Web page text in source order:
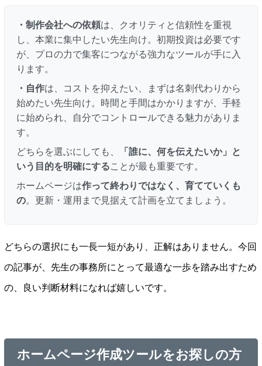
・制作会社への依頼は、クオリティと信頼性を重視
し、本業に集中したい先生向け。初期投資は必要です
が、プロの力で集客につながる強力なツールが手に入
ります。
・自作は、コストを抑えたい、まずは名刺代わりから
始めたい先生向け。時間と手間はかかりますが、手軽
に始められ、自分でコントロールできる魅力がありま
す。
どちらを選ぶにしても、
「誰に、何を伝えたいか」と
いう目的を明確にすることが最も重要です。
ホームページは作って終わりではなく、育てていくも
の。更新・運用まで見据えて計画を立てましょう。
どちらの選択にも一長一短があり、正解はありません。今回
の記事が、先生の事務所にとって最適な一歩を踏み出すため
の、良い判断材料になれば嬉しいです。
ホームページ作成ツールをお探しの方